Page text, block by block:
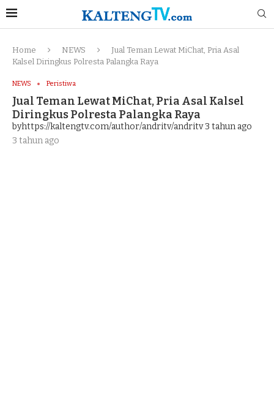
Home NEWS
Jual Teman Lewat MiChat, Pria Asal
Kalsel Diringkus Polresta Palangka Raya
NEWS Peristiwa
Jual Teman Lewat MiChat, Pria Asal Kalsel
Diringkus Polresta Palangka Raya
byhttps://kaltengtv.com/author/andritv/andritv3 tahun ago
3 tahun ago